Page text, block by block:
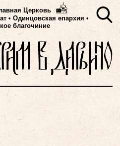
Церковь
• Одинцовская епархия •
благочиние